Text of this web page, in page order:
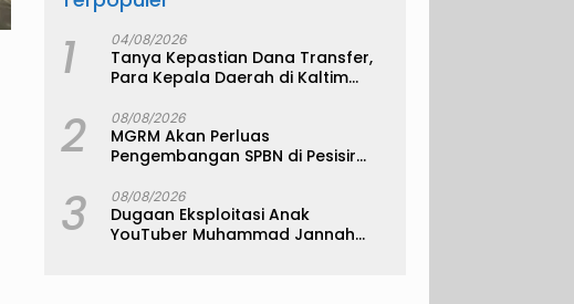
1 04/08/2026
Tanya Kepastian Dana Transfer,
Para Kepala Daerah di Kaltim
2 08/08/2026
MGRM Akan Perluas
Pengembangan SPBN di Pesisir
3 08/08/2026
Dugaan Eksploitasi Anak
YouTuber Muhammad Jannah